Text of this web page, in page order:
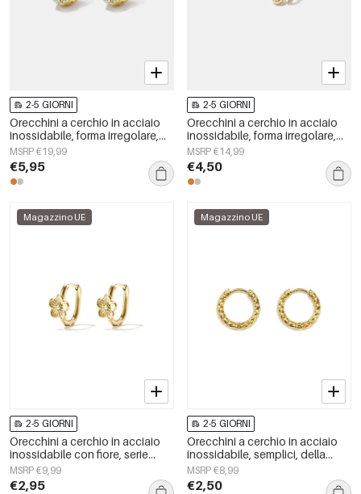
2-5 GIORNI
Orecchini a cerchio in acciaio
inossidabile, forma irregolare,
semplici, della serie Simple
Daily, gioielli da donna.
MSRP €19,99
€5,95
2-5 GIORNI
Orecchini a cerchio in acciaio
inossidabile, forma irregolare,
semplici, serie &quot;Daily
Simple&quot;, gioielli da donna.
MSRP €14,99
€4,50
Magazzino UE
2-5 GIORNI
Orecchini a cerchio in acciaio
inossidabile con fiore, serie
Daily Simple, gioielli da donna.
MSRP €9,99
€2,95
Magazzino UE
2-5 GIORNI
Orecchini a cerchio in acciaio
inossidabile, semplici, della
serie Daily Simple, gioielli da
donna
MSRP €8,99
€2,50